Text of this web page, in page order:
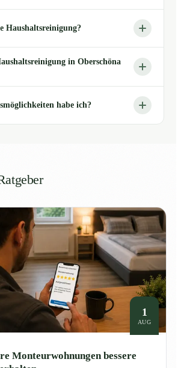
Haushaltsreinigung?
in Oberschöna
habe ich?
1
AUG
Monteurwohnungen bessere